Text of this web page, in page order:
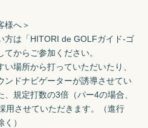
様へ＞
方は「HITORI de GOLFガイド-ゴ
からご参加ください。
場所から打っていただいたり、
ンドナビゲーターが誘導させてい
規定打数の3倍（パー4の場合、
用させていただきます。（進行
）